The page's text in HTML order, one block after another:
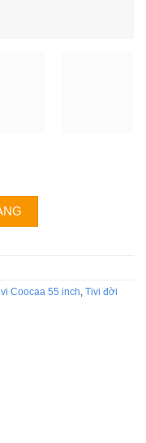
LED Google số lượng
Coocaa 55 inch Tivi đời